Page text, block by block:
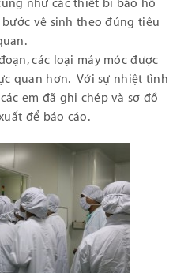
như các thiết bị bảo hộ
bước vệ sinh theo đúng tiêu
các loại máy móc được
quan hơn. Với sự nhiệt tình
em đã ghi chép và sơ đồ
để báo cáo.